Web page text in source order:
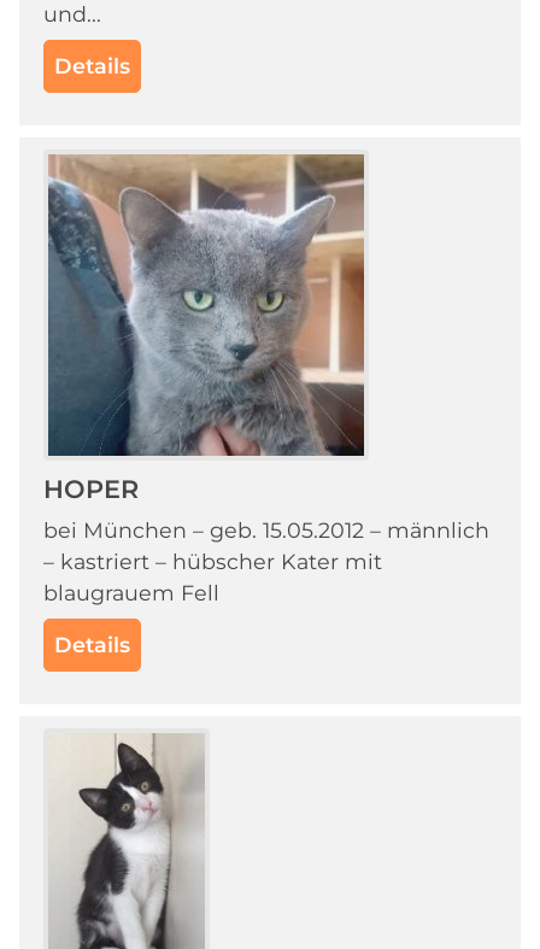
und...
Details
HOPER
bei München – geb. 15.05.2012 – männlich
– kastriert – hübscher Kater mit
blaugrauem Fell
Details